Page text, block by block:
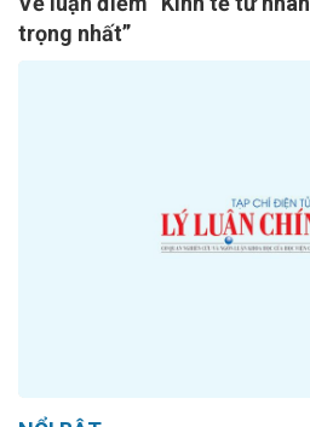
trọng nhất”